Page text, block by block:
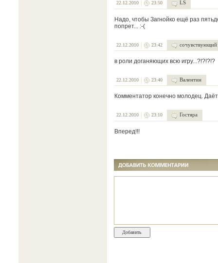
22.12.2010 23:50 LS
Надо, чтобы Загнойко ещё раз
попрет... :-(
22.12.2010 23:42 сочувствующий
в роли доганяющих всю игру...?!?!?!?
22.12.2010 23:40 Валентин
Комментатор конечно молодец.
22.12.2010 23:10 Гостяра
Вперед!!!